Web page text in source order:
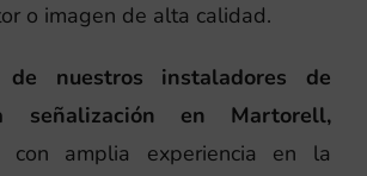
o imagen de alta calidad.
de nuestros instaladores de
señalización en Martorell,
con amplia experiencia en la